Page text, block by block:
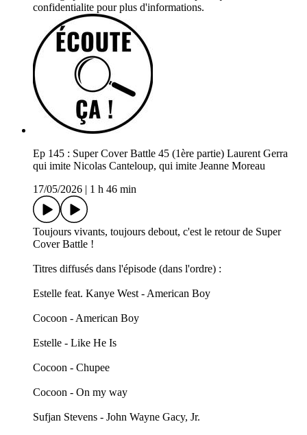
confidentialite pour plus d'informations.
Ep 145 : Super Cover Battle 45 (1ère partie) Laurent Gerra
qui imite Nicolas Canteloup, qui imite Jeanne Moreau
17/05/2026
1 h 46 min
Toujours vivants, toujours debout, c'est le retour de Super
Cover Battle !
Titres diffusés dans l'épisode (dans l'ordre) :
Estelle feat. Kanye West - American Boy
Cocoon - American Boy
Estelle - Like He Is
Cocoon - Chupee
Cocoon - On my way
Sufjan Stevens - John Wayne Gacy, Jr.